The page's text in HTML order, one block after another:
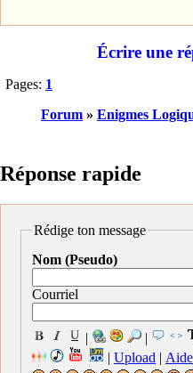
Écrire une
Pages: 1
Forum » Enigmes
Réponse rapide
Rédige ton message
Nom (Pseudo)
Courriel
| |
| Upload | Aide